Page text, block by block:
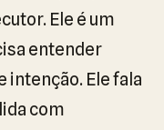
Ele é um
entender
intenção. Ele fala
com